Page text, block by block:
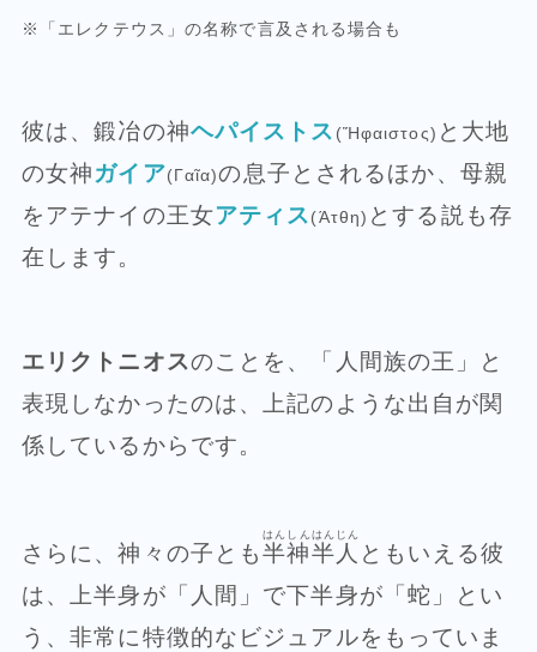
※「エレクテウス」の名称で言及される場合も
彼は、鍛冶の神ヘパイストス (Ἥφαιστος) と大地
の女神ガイア(Γαῖα)の息子とされるほか、母親
をアテナイの王女アティス(Άτθη) とする説も存
在します。
エリクトニオスのことを、「人間族の王」と
表現しなかったのは、上記のような出自が関
係しているからです。
さらに、神々の子とも半神半人
はんしんはんじん
ともいえる彼
は、上半身が「人間」で下半身が「蛇」とい
う、非常に特徴的なビジュアルをもっていま